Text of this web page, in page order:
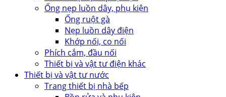
Ống nẹp luồn dây, phụ kiện
Ống ruột gà
Nẹp luồn dây điện
Khớp nối, co nối
Phích cắm, đầu nối
Thiết bị và vật tư điện khác
Thiết bị và vật tư nước
Trang thiết bị nhà bếp